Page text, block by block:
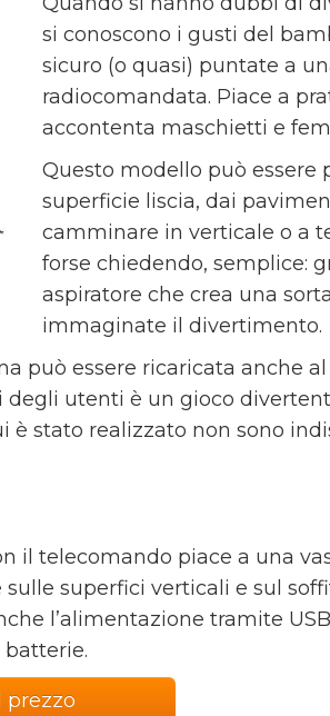
si conoscono i gusti del
sicuro (o quasi) puntate a
radiocomandata. Piace a
accontenta maschietti e
Questo modello può essere
superficie liscia, dai
camminare in verticale o a
forse chiedendo, semplice:
aspiratore che crea una
immaginate il divertimento.
può essere ricaricata anche al
degli utenti è un gioco
è stato realizzato non sono
il telecomando piace a una
superfici verticali e sul
l’alimentazione tramite
batterie.
prezzo